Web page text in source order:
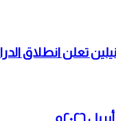
انطلاق الدراسة